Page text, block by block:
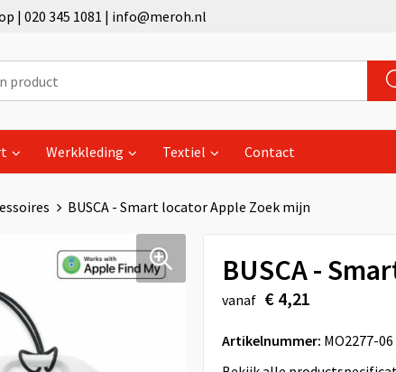
| 020 345 1081 | info@meroh.nl
Werkkleding Textiel Contact
BUSCA - Smart locator Apple Zoek mijn
BUSCA -
vanaf € 4,21
Artikelnummer: MO2277-06